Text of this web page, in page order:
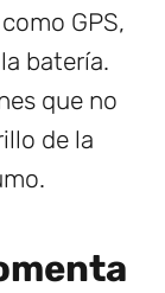
GPS,
batería.
que no
de la